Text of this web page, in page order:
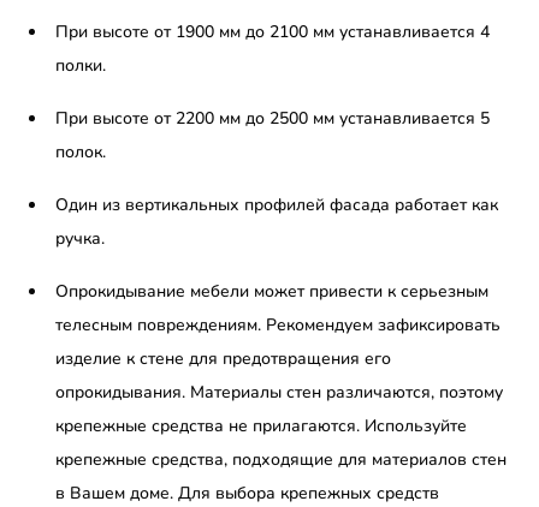
При высоте от 1900 мм до 2100 мм устанавливается 4
полки.
При высоте от 2200 мм до 2500 мм устанавливается 5
полок.
Один из вертикальных профилей фасада работает как
ручка.
Опрокидывание мебели может привести к серьезным
телесным повреждениям. Рекомендуем зафиксировать
изделие к стене для предотвращения его
опрокидывания. Материалы стен различаются, поэтому
крепежные средства не прилагаются. Используйте
крепежные средства, подходящие для материалов стен
в Вашем доме. Для выбора крепежных средств